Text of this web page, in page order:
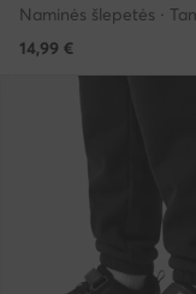
14,99 €